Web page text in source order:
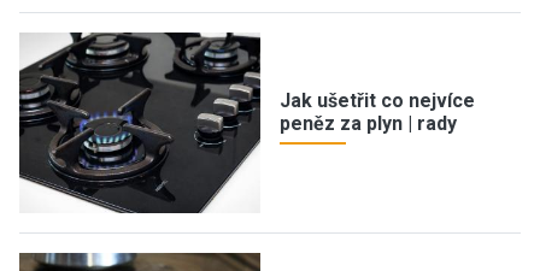
Jak ušetřit co nejvíce
peněz za plyn | rady